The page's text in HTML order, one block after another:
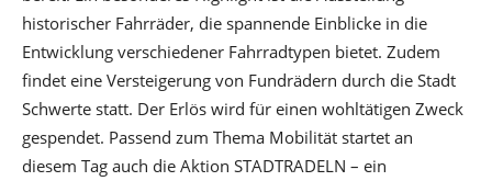
historischer Fahrräder, die spannende Einblicke in die
Entwicklung verschiedener Fahrradtypen bietet. Zudem
findet eine Versteigerung von Fundrädern durch die Stadt
Schwerte statt. Der Erlös wird für einen wohltätigen Zweck
gespendet. Passend zum Thema Mobilität startet an
diesem Tag auch die Aktion STADTRADELN – ein